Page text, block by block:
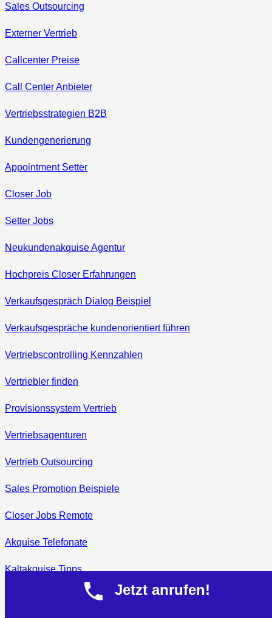
Sales Outsourcing
Externer Vertrieb
Callcenter Preise
Call Center Anbieter
Vertriebsstrategien B2B
Kundengenerierung
Appointment Setter
Closer Job
Setter Jobs
Neukundenakquise Agentur
Hochpreis Closer Erfahrungen
Verkaufsgespräch Dialog Beispiel
Verkaufsgespräche kundenorientiert führen
Vertriebscontrolling Kennzahlen
Vertriebler finden
Provisionssystem Vertrieb
Vertriebsagenturen
Vertrieb Outsourcing
Sales Promotion Beispiele
Closer Jobs Remote
Akquise Telefonate
Kaltakquise Tipps
Telefonakquise für Ki LösungenJetzt anrufen!